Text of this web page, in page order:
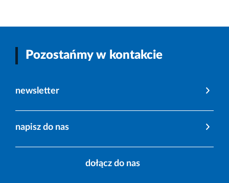
Pozostańmy w kontakcie
newsletter
napisz do nas
dołącz do nas